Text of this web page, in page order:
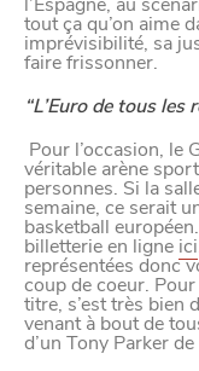
tout ça qu’on aime
imprévisibilité, sa
faire frissonner.
“L’Euro de tous les
Pour l’occasion, le
véritable arène
personnes. Si la
semaine, ce serait
basketball
billetterie en ligne ici
représentées donc
coup de coeur.
titre, s’est très bien
venant à bout de
d’un Tony Parker